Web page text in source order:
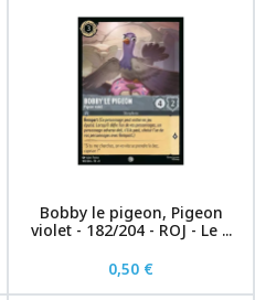
Bobby le pigeon, Pigeon
violet - 182/204 - ROJ - Le ...
0,50 €